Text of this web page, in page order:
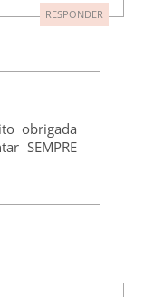
RESPONDER
obrigada
SEMPRE